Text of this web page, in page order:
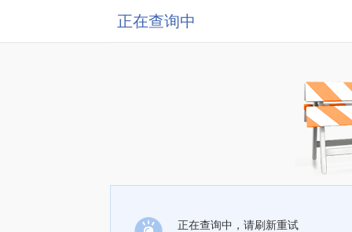
正在查询中
正在查询中，请刷新重试